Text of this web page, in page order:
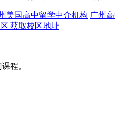
美国高中留学中介机构 广州
获取校区地址
程。